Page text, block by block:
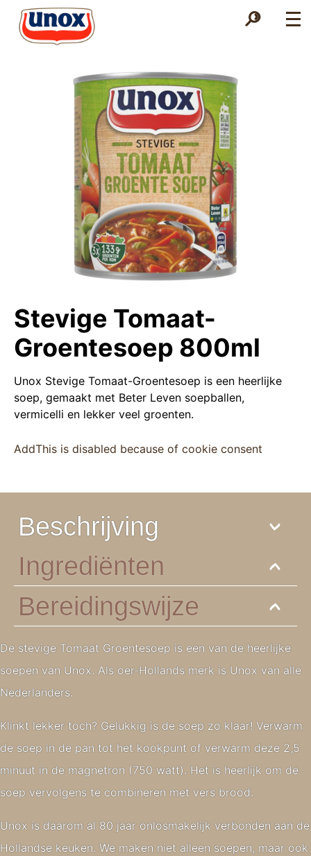
Zoek
Zoek
Stevige Tomaat-
Groentesoep 800ml
Unox Stevige Tomaat-Groentesoep is een heerlijke
soep, gemaakt met Beter Leven soepballen,
vermicelli en lekker veel groenten.
AddThis is disabled because of cookie consent
Beschrijving
Ingrediënten
Bereidingswijze
De stevige Tomaat Groentesoep is een van de heerlijke
soepen van Unox. Als oer-Hollands merk is Unox van alle
Nederlanders.
Klinkt lekker toch? Gelukkig is de soep zo klaar! Verwarm
de soep in de pan tot het kookpunt of verwarm deze 2,5
minuut in de magnetron (750 watt). Het is heerlijk om de
soep vervolgens te combineren met vers brood.
Unox is daarom al 80 jaar onlosmakelijk verbonden aan de
Hollandse keuken. We maken niet alleen soepen, maar ook